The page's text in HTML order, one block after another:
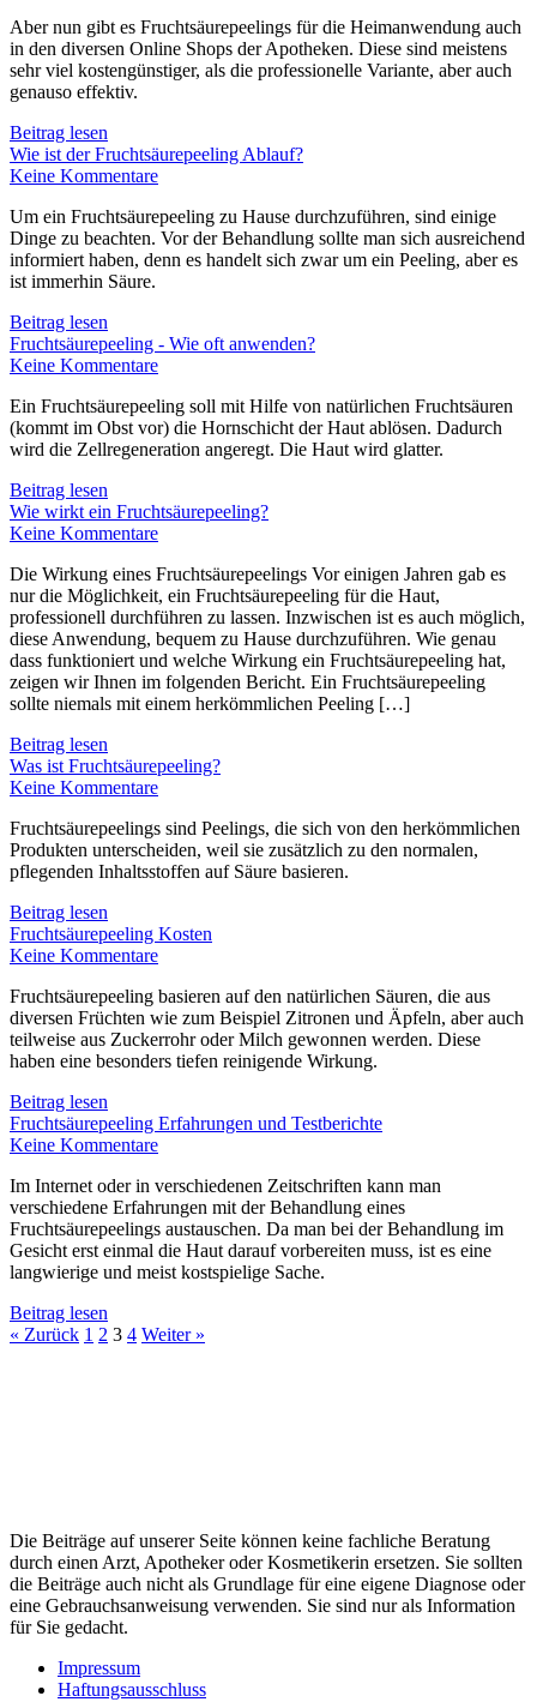
Aber nun gibt es Fruchtsäurepeelings für die Heimanwendung auch
in den diversen Online Shops der Apotheken. Diese sind meistens
sehr viel kostengünstiger, als die professionelle Variante, aber auch
genauso effektiv.
Beitrag lesen
Wie ist der Fruchtsäurepeeling Ablauf?
Keine Kommentare
Um ein Fruchtsäurepeeling zu Hause durchzuführen, sind einige
Dinge zu beachten. Vor der Behandlung sollte man sich ausreichend
informiert haben, denn es handelt sich zwar um ein Peeling, aber es
ist immerhin Säure.
Beitrag lesen
Fruchtsäurepeeling - Wie oft anwenden?
Keine Kommentare
Ein Fruchtsäurepeeling soll mit Hilfe von natürlichen Fruchtsäuren
(kommt im Obst vor) die Hornschicht der Haut ablösen. Dadurch
wird die Zellregeneration angeregt. Die Haut wird glatter.
Beitrag lesen
Wie wirkt ein Fruchtsäurepeeling?
Keine Kommentare
Die Wirkung eines Fruchtsäurepeelings Vor einigen Jahren gab es
nur die Möglichkeit, ein Fruchtsäurepeeling für die Haut,
professionell durchführen zu lassen. Inzwischen ist es auch möglich,
diese Anwendung, bequem zu Hause durchzuführen. Wie genau
dass funktioniert und welche Wirkung ein Fruchtsäurepeeling hat,
zeigen wir Ihnen im folgenden Bericht. Ein Fruchtsäurepeeling
sollte niemals mit einem herkömmlichen Peeling […]
Beitrag lesen
Was ist Fruchtsäurepeeling?
Keine Kommentare
Fruchtsäurepeelings sind Peelings, die sich von den herkömmlichen
Produkten unterscheiden, weil sie zusätzlich zu den normalen,
pflegenden Inhaltsstoffen auf Säure basieren.
Beitrag lesen
Fruchtsäurepeeling Kosten
Keine Kommentare
Fruchtsäurepeeling basieren auf den natürlichen Säuren, die aus
diversen Früchten wie zum Beispiel Zitronen und Äpfeln, aber auch
teilweise aus Zuckerrohr oder Milch gewonnen werden. Diese
haben eine besonders tiefen reinigende Wirkung.
Beitrag lesen
Fruchtsäurepeeling Erfahrungen und Testberichte
Keine Kommentare
Im Internet oder in verschiedenen Zeitschriften kann man
verschiedene Erfahrungen mit der Behandlung eines
Fruchtsäurepeelings austauschen. Da man bei der Behandlung im
Gesicht erst einmal die Haut darauf vorbereiten muss, ist es eine
langwierige und meist kostspielige Sache.
Beitrag lesen
« Zurück 1 2 3 4 Weiter »
Die Beiträge auf unserer Seite können keine fachliche Beratung
durch einen Arzt, Apotheker oder Kosmetikerin ersetzen. Sie sollten
die Beiträge auch nicht als Grundlage für eine eigene Diagnose oder
eine Gebrauchsanweisung verwenden. Sie sind nur als Information
für Sie gedacht.
Impressum
Haftungsausschluss